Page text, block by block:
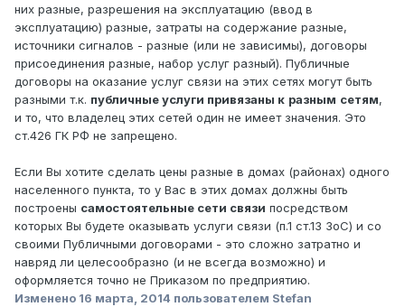
них разные, разрешения на эксплуатацию (ввод в
эксплуатацию) разные, затраты на содержание разные,
источники сигналов - разные (или не зависимы), договоры
присоединения разные, набор услуг разный). Публичные
договоры на оказание услуг связи на этих сетях могут быть
разными т.к. публичные услуги привязаны к разным сетям,
и то, что владелец этих сетей один не имеет значения. Это
ст.426 ГК РФ не запрещено.
Если Вы хотите сделать цены разные в домах (районах) одного
населенного пункта, то у Вас в этих домах должны быть
построены самостоятельные сети связи посредством
которых Вы будете оказывать услуги связи (п.1 ст.13 ЗоС) и со
своими Публичными договорами - это сложно затратно и
навряд ли целесообразно (и не всегда возможно) и
оформляется точно не Приказом по предприятию.
Изменено 16 марта, 2014 пользователем Stefan